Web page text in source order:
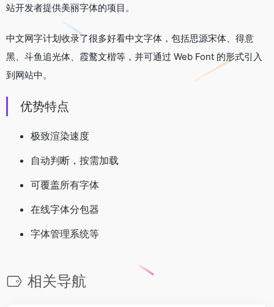
站开发者提供美丽字体的项目。
中文网字计划收录了很多好看中文字体，包括思源宋体、得意
黑、斗鱼追光体、霞鹜文楷等，并可通过 Web Font 的形式引入
到网站中。
优势特点
极致渲染速度
自动判断，按需加载
可覆盖所有字体
在线字体分包器
字体管理系统等
相关导航